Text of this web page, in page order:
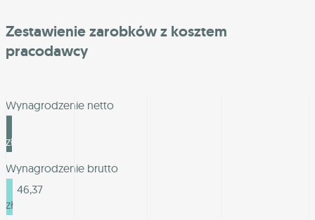
Zestawienie zarobków z kosztem
pracodawcy
Wynagrodzenie netto
zł
Wynagrodzenie brutto
46,37
zł